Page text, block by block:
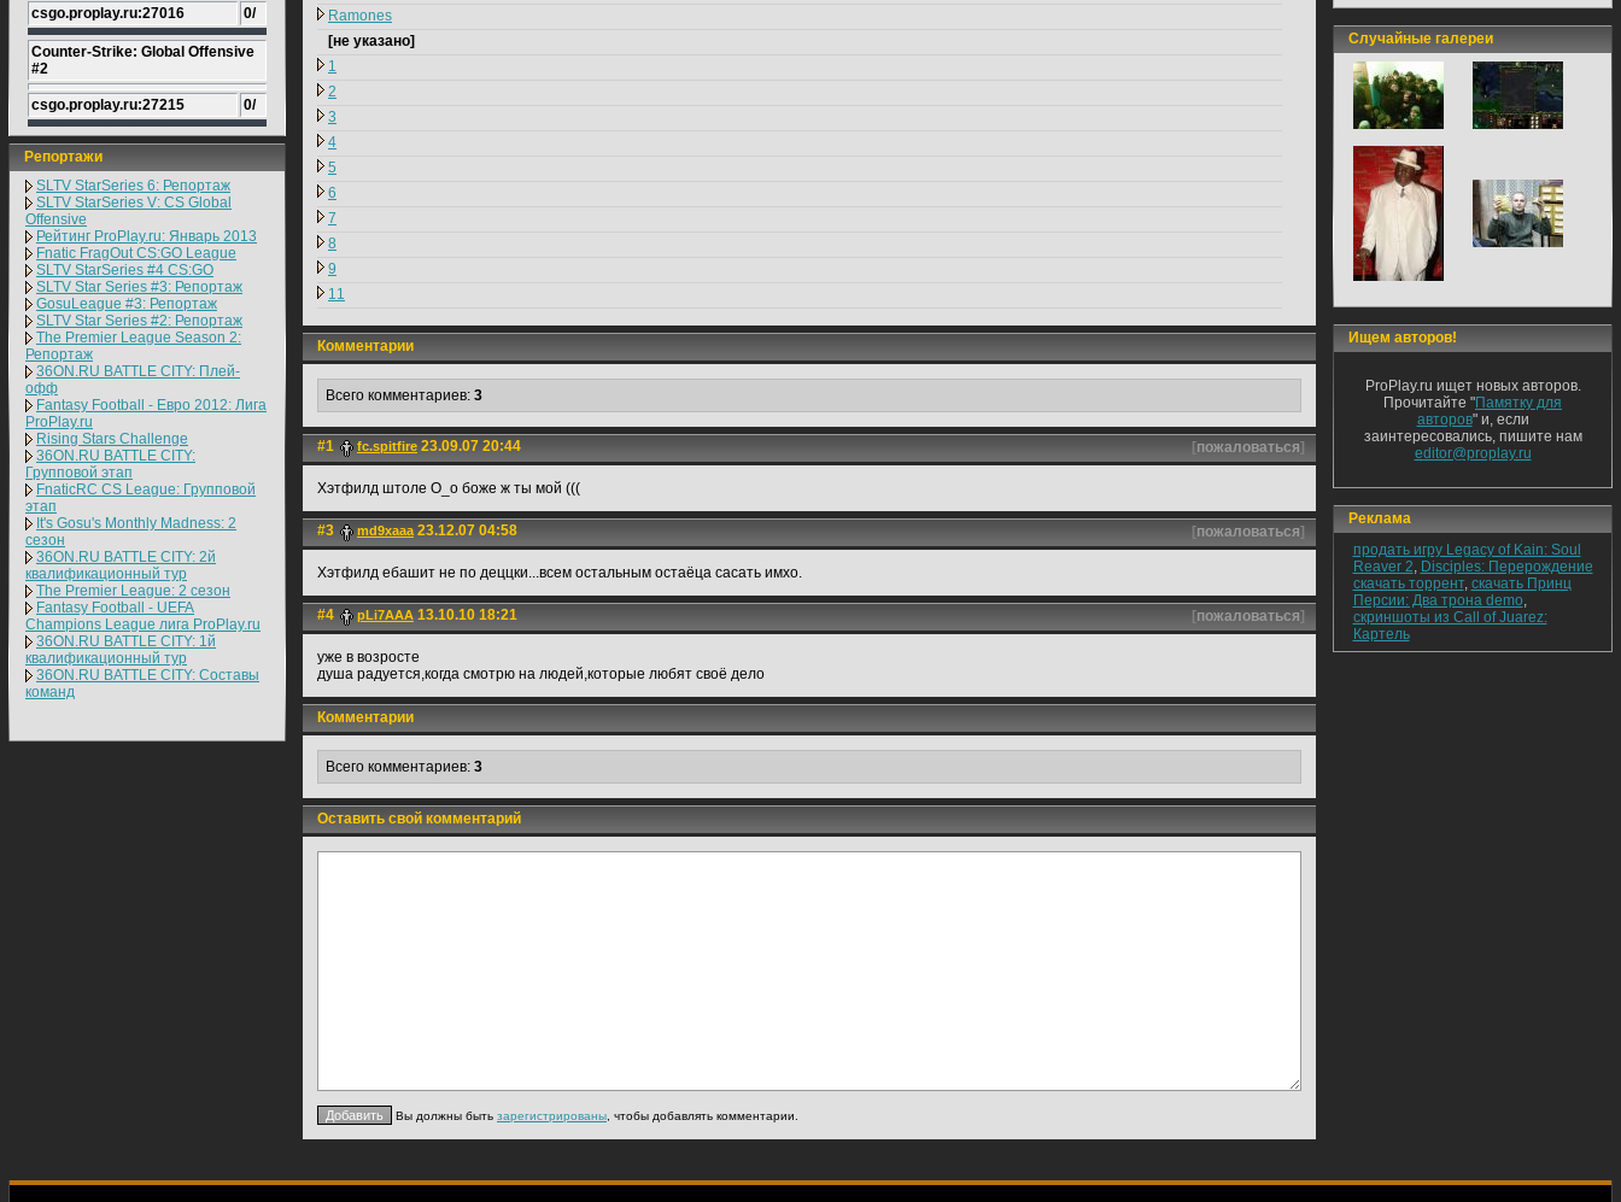
csgo.proplay.ru:27016 0/
Counter-Strike: Global Offensive
#2
csgo.proplay.ru:27215 0/
Репортажи
SLTV StarSeries 6: Репортаж
SLTV StarSeries V: CS Global
Offensive
Рейтинг ProPlay.ru: Январь 2013
Fnatic FragOut CS:GO League
SLTV StarSeries #4 CS:GO
SLTV Star Series #3: Репортаж
GosuLeague #3: Репортаж
SLTV Star Series #2: Репортаж
The Premier League Season 2:
Репортаж
36ON.RU BATTLE CITY: Плей-
офф
Fantasy Football - Евро 2012: Лига
ProPlay.ru
Rising Stars Challenge
36ON.RU BATTLE CITY:
Групповой этап
FnaticRC CS League: Групповой
этап
It's Gosu's Monthly Madness: 2
сезон
36ON.RU BATTLE CITY: 2й
квалификационный тур
The Premier League: 2 cезон
Fantasy Football - UEFA
Champions League лига ProPlay.ru
36ON.RU BATTLE CITY: 1й
квалификационный тур
36ON.RU BATTLE CITY: Составы
команд
Ramones
[не указано]
1
2
3
4
5
6
7
8
9
11
Комментарии
Всего комментариев: 3
#1 fc.spitfire 23.09.07 20:44 [пожаловаться]
Хэтфилд штоле О_о боже ж ты мой (((
#3 md9xaaa23.12.07 04:58 [пожаловаться]
Хэтфилд ебашит не по деццки...всем остальным остаёца сасать имхо.
#4 pLi7AAA 13.10.10 18:21 [пожаловаться]
уже в возросте
душа радуется,когда смотрю на людей,которые любят своё дело
Комментарии
Всего комментариев: 3
Оставить свой комментарий
Вы должны быть зарегистрированы , чтобы добавлять комментарии.
Случайные галереи
Ищем авторов!
ProPlay.ru ищет новых авторов.
Прочитайте "Памятку для
авторов" и, если
заинтересовались, пишите нам
editor@proplay.ru
Реклама
продать игру Legacy of Kain: Soul
Reaver 2, Disciples: Перерождение
скачать торрент, скачать Принц
Персии: Два трона demo,
скриншоты из Call of Juarez:
Картель